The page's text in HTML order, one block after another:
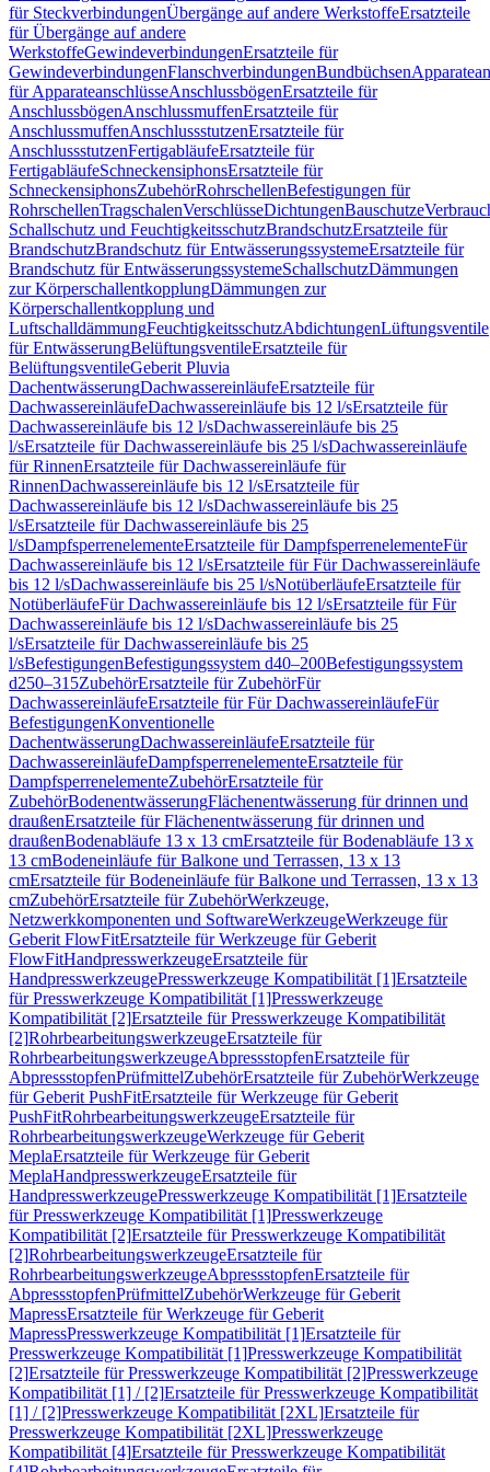
für SteckverbindungenÜbergänge auf andere WerkstoffeErsatzteile
für Übergänge auf andere
WerkstoffeGewindeverbindungenErsatzteile für
GewindeverbindungenFlanschverbindungenBundbüchsen
für ApparateanschlüsseAnschlussbögenErsatzteile für
AnschlussbögenAnschlussmuffenErsatzteile für
AnschlussmuffenAnschlussstutzenErsatzteile für
AnschlussstutzenFertigabläufeErsatzteile für
FertigabläufeSchneckensiphonsErsatzteile für
SchneckensiphonsZubehörRohrschellenBefestigungen für
RohrschellenTragschalenVerschlüsseDichtungenBauschutze
Schallschutz und FeuchtigkeitsschutzBrandschutzErsatzteile für
BrandschutzBrandschutz für EntwässerungssystemeErsatzteile für
Brandschutz für EntwässerungssystemeSchallschutzDämmungen
zur KörperschallentkopplungDämmungen zur
Körperschallentkopplung und
LuftschalldämmungFeuchtigkeitsschutzAbdichtungenLüftungsventile
für EntwässerungBelüftungsventileErsatzteile für
BelüftungsventileGeberit Pluvia
DachentwässerungDachwassereinläufeErsatzteile für
DachwassereinläufeDachwassereinläufe bis 12 l/sErsatzteile für
Dachwassereinläufe bis 12 l/sDachwassereinläufe bis 25
l/sErsatzteile für Dachwassereinläufe bis 25 l/sDachwassereinläufe
für RinnenErsatzteile für Dachwassereinläufe für
RinnenDachwassereinläufe bis 12 l/sErsatzteile für
Dachwassereinläufe bis 12 l/sDachwassereinläufe bis 25
l/sErsatzteile für Dachwassereinläufe bis 25
l/sDampfsperrenelementeErsatzteile für DampfsperrenelementeFür
Dachwassereinläufe bis 12 l/sErsatzteile für Für Dachwassereinläufe
bis 12 l/sDachwassereinläufe bis 25 l/sNotüberläufeErsatzteile für
NotüberläufeFür Dachwassereinläufe bis 12 l/sErsatzteile für Für
Dachwassereinläufe bis 12 l/sDachwassereinläufe bis 25
l/sErsatzteile für Dachwassereinläufe bis 25
l/sBefestigungenBefestigungssystem d40–200Befestigungssystem
d250–315ZubehörErsatzteile für ZubehörFür
DachwassereinläufeErsatzteile für Für DachwassereinläufeFür
BefestigungenKonventionelle
DachentwässerungDachwassereinläufeErsatzteile für
DachwassereinläufeDampfsperrenelementeErsatzteile für
DampfsperrenelementeZubehörErsatzteile für
ZubehörBodenentwässerungFlächenentwässerung für drinnen und
draußenErsatzteile für Flächenentwässerung für drinnen und
draußenBodenabläufe 13 x 13 cmErsatzteile für Bodenabläufe 13 x
13 cmBodeneinläufe für Balkone und Terrassen, 13 x 13
cmErsatzteile für Bodeneinläufe für Balkone und Terrassen, 13 x 13
cmZubehörErsatzteile für ZubehörWerkzeuge,
Netzwerkkomponenten und SoftwareWerkzeugeWerkzeuge für
Geberit FlowFitErsatzteile für Werkzeuge für Geberit
FlowFitHandpresswerkzeugeErsatzteile für
HandpresswerkzeugePresswerkzeuge Kompatibilität [1]Ersatzteile
für Presswerkzeuge Kompatibilität [1]Presswerkzeuge
Kompatibilität [2]Ersatzteile für Presswerkzeuge Kompatibilität
[2]RohrbearbeitungswerkzeugeErsatzteile für
RohrbearbeitungswerkzeugeAbpressstopfenErsatzteile für
AbpressstopfenPrüfmittelZubehörErsatzteile für ZubehörWerkzeuge
für Geberit PushFitErsatzteile für Werkzeuge für Geberit
PushFitRohrbearbeitungswerkzeugeErsatzteile für
RohrbearbeitungswerkzeugeWerkzeuge für Geberit
MeplaErsatzteile für Werkzeuge für Geberit
MeplaHandpresswerkzeugeErsatzteile für
HandpresswerkzeugePresswerkzeuge Kompatibilität [1]Ersatzteile
für Presswerkzeuge Kompatibilität [1]Presswerkzeuge
Kompatibilität [2]Ersatzteile für Presswerkzeuge Kompatibilität
[2]RohrbearbeitungswerkzeugeErsatzteile für
RohrbearbeitungswerkzeugeAbpressstopfenErsatzteile für
AbpressstopfenPrüfmittelZubehörWerkzeuge für Geberit
MapressErsatzteile für Werkzeuge für Geberit
MapressPresswerkzeuge Kompatibilität [1]Ersatzteile für
Presswerkzeuge Kompatibilität [1]Presswerkzeuge Kompatibilität
[2]Ersatzteile für Presswerkzeuge Kompatibilität [2]Presswerkzeuge
Kompatibilität [1] / [2]Ersatzteile für Presswerkzeuge Kompatibilität
[1] / [2]Presswerkzeuge Kompatibilität [2XL]Ersatzteile für
Presswerkzeuge Kompatibilität [2XL]Presswerkzeuge
Kompatibilität [4]Ersatzteile für Presswerkzeuge Kompatibilität